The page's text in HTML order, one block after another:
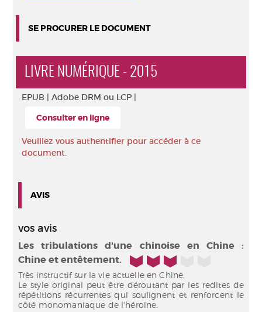
SE PROCURER LE DOCUMENT
LIVRE NUMÉRIQUE - 2015
EPUB | Adobe DRM ou LCP |
Consulter en ligne
Veuillez vous authentifier pour accéder à ce
document.
AVIS
vos avis
Les tribulations d'une chinoise en Chine :
Chine et entêtement.
3/5
Très instructif sur la vie actuelle en Chine.
Le style original peut être déroutant par les redites de
répétitions récurrentes qui soulignent et renforcent le
côté monomaniaque de l'héroïne.